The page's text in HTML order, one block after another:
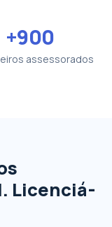
+900
assessorados
Licenciá-